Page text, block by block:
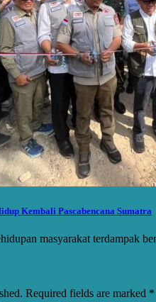
Kembali Pascabencana Sumatra
masyarakat terdampak
Required fields are marked *